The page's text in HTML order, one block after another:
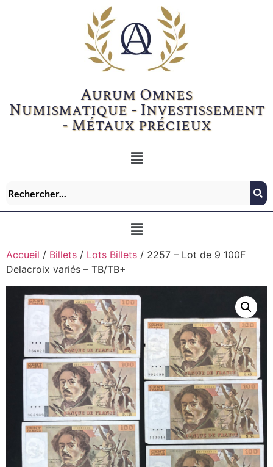
Aurum Omnes
Numismatique - Investissement
- Métaux précieux
Accueil / Billets / Lots Billets / 2257 – Lot de 9 100F
Delacroix variés – TB/TB+